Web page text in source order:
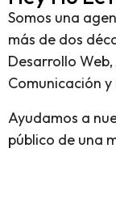
Somos una
más de dos
Desarrollo
Comunicación
Ayudamos a
público de una